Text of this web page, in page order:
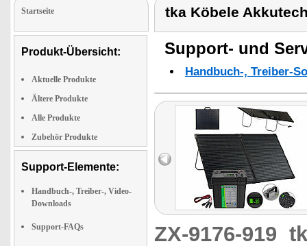
Startseite
Produkt-Übersicht:
Aktuelle Produkte
Ältere Produkte
Alle Produkte
Zubehör Produkte
Support-Elemente:
Handbuch-, Treiber-, Video-
Downloads
Support-FAQs
tka Köbele
Support- und
Handbuch-, Treiber-
ZX-9176-919